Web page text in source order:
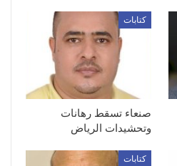
كتابات
صنعاء تسقط رهانات
وتحشيدات الرياض
كتابات